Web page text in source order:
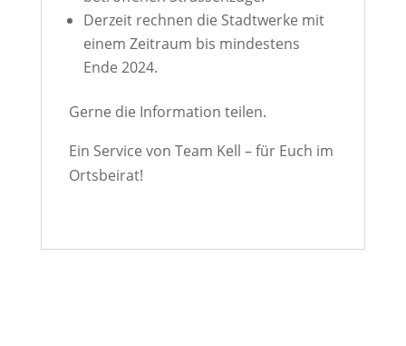
Derzeit rechnen die Stadtwerke mit
einem Zeitraum bis mindestens
Ende 2024.
Gerne die Information teilen.
Ein Service von Team Kell – für Euch im
Ortsbeirat!